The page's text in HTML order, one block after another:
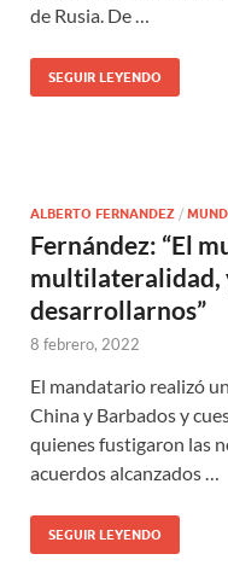
de Rusia. De …
SEGUIR LEYENDO
ALBERTO FERNANDEZ /
Fernández: “El
multilateralidad,
desarrollarnos”
8 febrero, 2022
El mandatario realizó
China y Barbados y
quienes fustigaron las
acuerdos alcanzados …
SEGUIR LEYENDO